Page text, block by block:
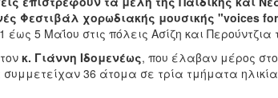
Φεστιβάλ χορωδιακής μουσικής "voices
5 Μαΐου στις πόλεις Ασίζη και Περούντζια
κ. Γιάννη Ιδομενέως, που έλαβαν μέρος
36 άτομα σε τρία τμήματα